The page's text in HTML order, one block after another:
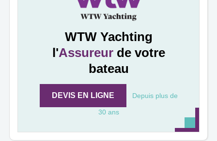
WTW Yachting
l'Assureurde votre
bateau
DEVIS EN LIGNE Depuis plus de
30 ans